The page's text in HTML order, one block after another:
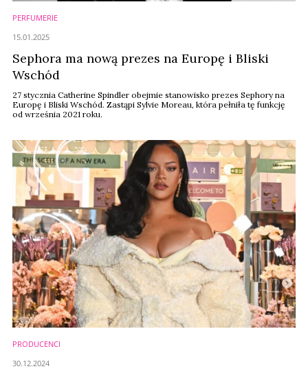
PERFUMERIE
Sephora ma nową prezes na Europę i Bliski
Wschód
27 stycznia Catherine Spindler obejmie stanowisko prezes Sephory na
Europę i Bliski Wschód. Zastąpi Sylvie Moreau, która pełniła tę funkcję
od września 2021 roku.
15.01.2025
PRODUCENCI
30.12.2024